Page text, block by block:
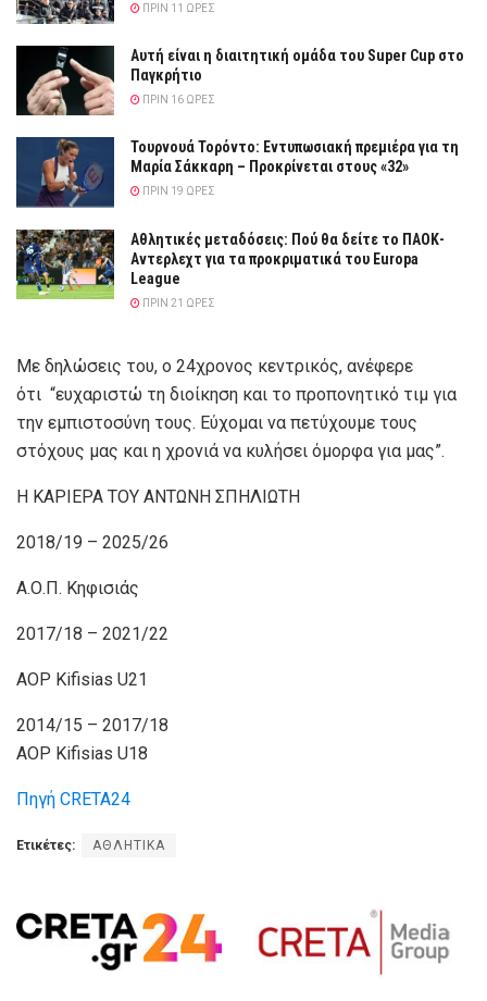
ΠΡΙΝ 11 ΏΡΕΣ
Αυτή είναι η διαιτητική ομάδα του Super Cup στο
Παγκρήτιο
ΠΡΙΝ 16 ΏΡΕΣ
Τουρνουά Τορόντο: Εντυπωσιακή πρεμιέρα για τη
Μαρία Σάκκαρη – Προκρίνεται στους «32»
ΠΡΙΝ 19 ΏΡΕΣ
Αθλητικές μεταδόσεις: Πού θα δείτε το ΠΑΟΚ-
Αντερλεχτ για τα προκριματικά του Europa
League
ΠΡΙΝ 21 ΏΡΕΣ
Με δηλώσεις του, ο 24χρονος κεντρικός, ανέφερε
ότι “ευχαριστώ τη διοίκηση και το προπονητικό τιμ για
την εμπιστοσύνη τους. Εύχομαι να πετύχουμε τους
στόχους μας και η χρονιά να κυλήσει όμορφα για μας”.
Η ΚΑΡΙΕΡΑ ΤΟΥ ΑΝΤΩΝΗ ΣΠΗΛΙΩΤΗ
2018/19 – 2025/26
Α.Ο.Π. Κηφισιάς
2017/18 – 2021/22
AOP Kifisias U21
2014/15 – 2017/18
AOP Kifisias U18
Πηγή CRETA24
Ετικέτες: ΑΘΛΗΤΙΚΑ